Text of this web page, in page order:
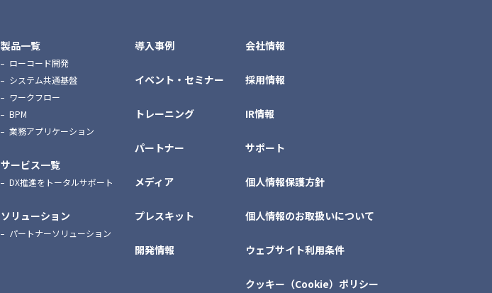
製品一覧
ローコード開発
システム共通基盤
ワークフロー
BPM
業務アプリケーション
サービス一覧
DX推進をトータルサポート
ソリューション
パートナーソリューション
導入事例
イベント・セミナー
トレーニング
パートナー
メディア
プレスキット
開発情報
会社情報
採用情報
IR情報
サポート
個人情報保護方針
個人情報のお取扱いについて
ウェブサイト利用条件
クッキー（Cookie）ポリシー